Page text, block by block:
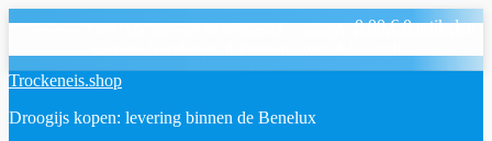
Ga
navigatie
Overslaan
inhoud
Trockeneis.shop
Droogijs kopen: levering binnen de Benelux
0,00€ 0 artikelen